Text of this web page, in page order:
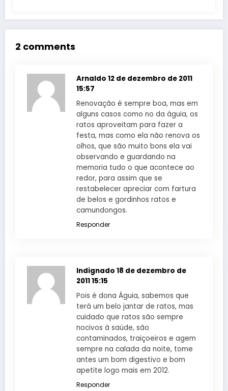
2 comments
Arnaldo 12 de dezembro de 2011
15:57
Renovação é sempre boa, mas em
alguns casos como no da águia, os
ratos aproveitam para fazer a
festa, mas como ela não renova os
olhos, que são muito bons ela vai
observando e guardando na
memoria tudo o que acontece ao
redor, para assim que se
restabelecer apreciar com fartura
de belos e gordinhos ratos e
camundongos.
Responder
Indignado 18 de dezembro de
2011 15:15
Pois é dona Águia, sabemos que
terá um belo jantar de ratos, mas
cuidado que ratos são sempre
nocivos à saúde, são
contaminados, traiçoeiros e agem
sempre na calada da noite, tome
antes um bom digestivo e bom
apetite logo mais em 2012.
Responder